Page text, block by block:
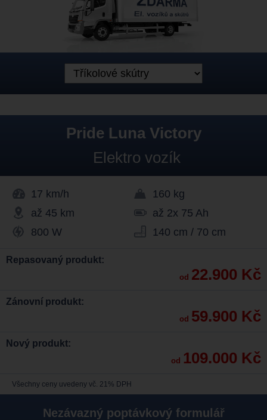
Pride Luna Victory
Elektro vozík
17 km/h
160 kg
až 45 km
až 2x 75 Ah
800 W
140 cm / 70 cm
Repasovaný produkt:
od 22.900 Kč
Zánovní produkt:
od 59.900 Kč
Nový produkt:
od 109.000 Kč
Všechny ceny uvedeny vč. 21% DPH
Nezávazný poptávkový formulář